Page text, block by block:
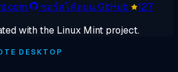
ซอร์สโค้ดบน GitHub
127
with the Linux Mint project.
DESKTOP